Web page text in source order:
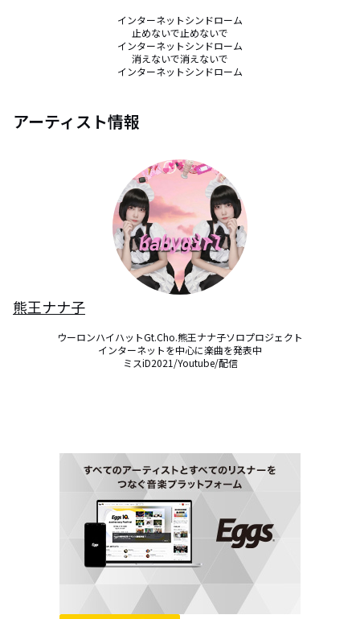
インターネットシンドローム
止めないで止めないで
インターネットシンドローム
消えないで消えないで
インターネットシンドローム
アーティスト情報
熊王ナナ子
ウーロンハイハットGt.Cho.熊王ナナ子ソロプロジェクト
インターネットを中心に楽曲を発表中
ミスiD2021/Youtube/配信